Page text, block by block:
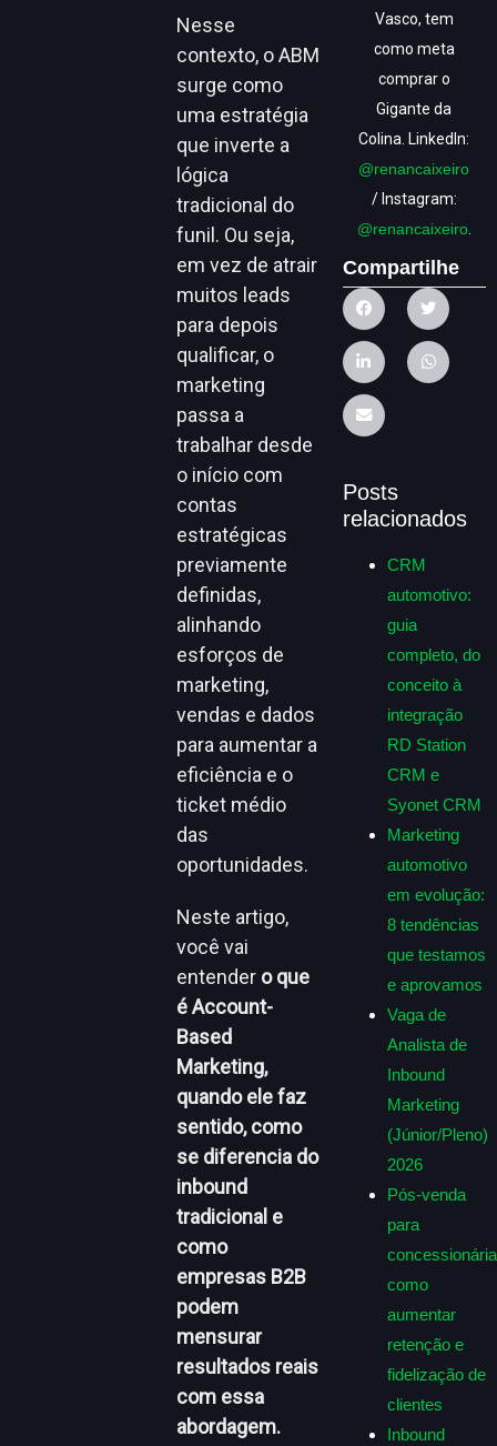
Nesse
contexto, o ABM
surge como
uma estratégia
que inverte a
lógica
tradicional do
funil. Ou seja,
em vez de atrair
muitos leads
para depois
qualificar, o
marketing
passa a
trabalhar desde
o início com
contas
estratégicas
previamente
definidas,
alinhando
esforços de
marketing,
vendas e dados
para aumentar a
eficiência e o
ticket médio
das
oportunidades.
Neste artigo,
você vai
entender o que
é Account-
Based
Marketing,
quando ele faz
sentido, como
se diferencia do
inbound
tradicional e
como
empresas B2B
podem
mensurar
resultados reais
com essa
abordagem.
Vasco, tem
como meta
comprar o
Gigante da
Colina. LinkedIn:
@renancaixeiro
/ Instagram:
@renancaixeiro.
Compartilhe
Posts
relacionados
CRM
automotivo:
guia
completo, do
conceito à
integração
RD Station
CRM e
Syonet CRM
Marketing
automotivo
em evolução:
8 tendências
que testamos
e aprovamos
Vaga de
Analista de
Inbound
Marketing
(Júnior/Pleno)
2026
Pós-venda
para
como
aumentar
retenção e
fidelização de
clientes
Inbound